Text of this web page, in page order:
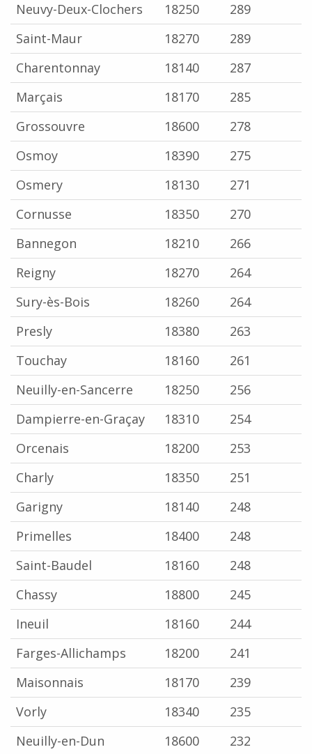
Neuvy-Deux-Clochers
18250
289
Saint-Maur
18270
289
Charentonnay
18140
287
Marçais
18170
285
Grossouvre
18600
278
Osmoy
18390
275
Osmery
18130
271
Cornusse
18350
270
Bannegon
18210
266
Reigny
18270
264
Sury-ès-Bois
18260
264
Presly
18380
263
Touchay
18160
261
Neuilly-en-Sancerre
18250
256
Dampierre-en-Graçay
18310
254
Orcenais
18200
253
Charly
18350
251
Garigny
18140
248
Primelles
18400
248
Saint-Baudel
18160
248
Chassy
18800
245
Ineuil
18160
244
Farges-Allichamps
18200
241
Maisonnais
18170
239
Vorly
18340
235
Neuilly-en-Dun
18600 232